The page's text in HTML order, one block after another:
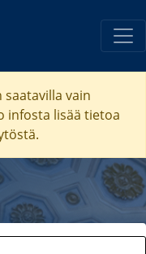
vain
infosta lisää tietoa